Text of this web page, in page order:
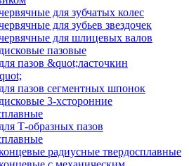
для зубчатых колес
для зубьев звездочек
для шлицевых валов
пазовые
пазов &quot;ласточкин
пазов сегментных шпонок
3-хсторонние
Т-образных пазов
радиусные твердосплавные